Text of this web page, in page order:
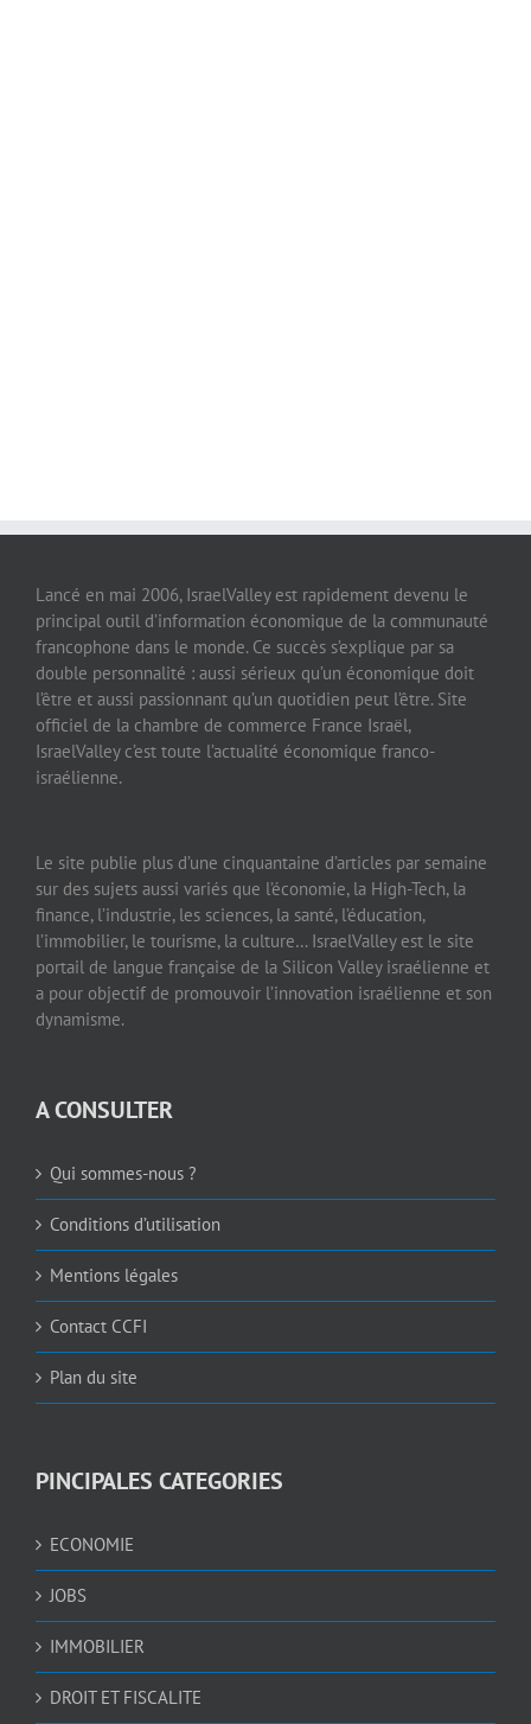
Lancé en mai 2006, IsraelValley est rapidement devenu le
principal outil d’information économique de la communauté
francophone dans le monde. Ce succès s’explique par sa
double personnalité : aussi sérieux qu’un économique doit
l’être et aussi passionnant qu’un quotidien peut l’être. Site
officiel de la chambre de commerce France Israël,
IsraelValley c’est toute l’actualité économique franco-
israélienne.
Le site publie plus d’une cinquantaine d’articles par semaine
sur des sujets aussi variés que l’économie, la High-Tech, la
finance, l’industrie, les sciences, la santé, l’éducation,
l’immobilier, le tourisme, la culture… IsraelValley est le site
portail de langue française de la Silicon Valley israélienne et
a pour objectif de promouvoir l’innovation israélienne et son
dynamisme.
A CONSULTER
Qui sommes-nous ?
Conditions d’utilisation
Mentions légales
Contact CCFI
Plan du site
PINCIPALES CATEGORIES
ECONOMIE
JOBS
IMMOBILIER
DROIT ET FISCALITE